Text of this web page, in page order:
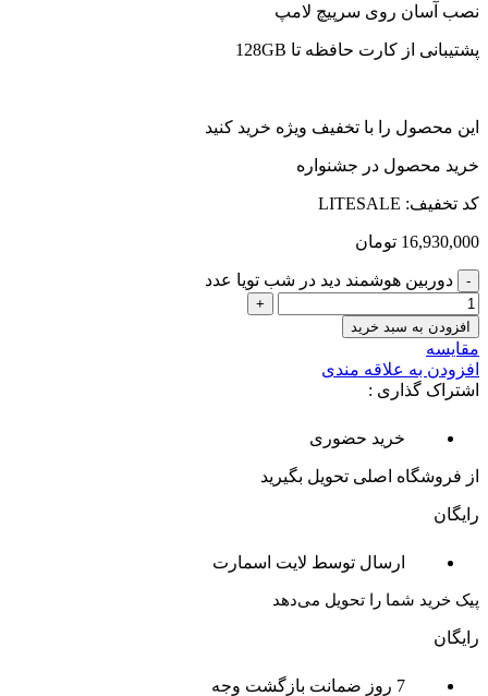
نصب آسان روی سرپیچ لامپ
پشتیبانی از کارت حافظه تا 128GB
این محصول را با تخفیف ویژه خرید کنید
خرید محصول در جشنواره
کد تخفیف: LITESALE
16,930,000 تومان
دوربین هوشمند دید در شب تویا عدد
افزودن به سبد خرید
مقایسه
افزودن به علاقه مندی
اشتراک گذاری :
خرید حضوری
از فروشگاه اصلی تحویل بگیرید
رایگان
ارسال توسط لایت اسمارت
پیک خرید شما را تحویل می‌دهد
رایگان
7 روز ضمانت بازگشت وجه